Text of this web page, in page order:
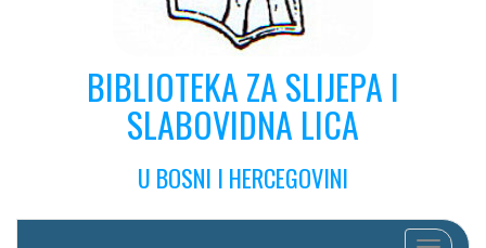
BIBLIOTEKA ZA SLIJEPA I
SLABOVIDNA LICA
U BOSNI I HERCEGOVINI